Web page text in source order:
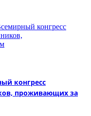
конгресс
проживающих за